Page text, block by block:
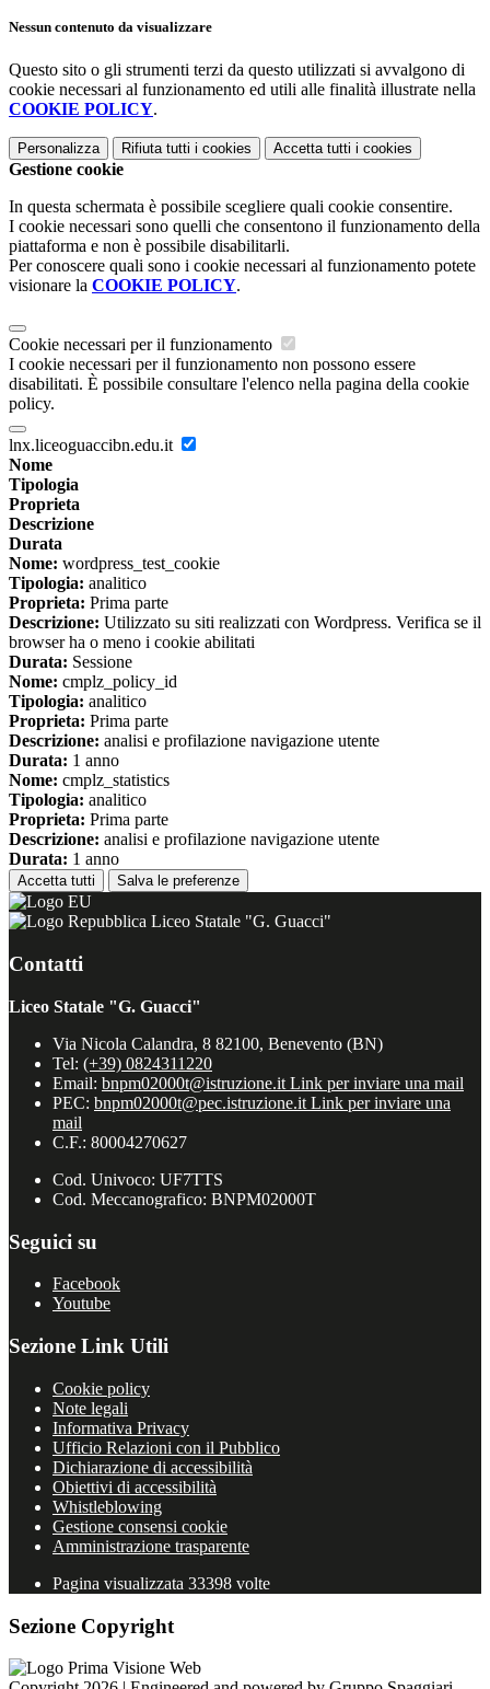
Nessun contenuto da visualizzare
Questo sito o gli strumenti terzi da questo utilizzati si avvalgono di
cookie necessari al funzionamento ed utili alle finalità illustrate nella
COOKIE POLICY.
Personalizza Rifiuta tutti i cookies Accetta tutti i cookies
Gestione cookie
In questa schermata è possibile scegliere quali cookie consentire.
I cookie necessari sono quelli che consentono il funzionamento della
piattaforma e non è possibile disabilitarli.
Per conoscere quali sono i cookie necessari al funzionamento potete
visionare la COOKIE POLICY.
Cookie necessari per il funzionamento
I cookie necessari per il funzionamento non possono essere
disabilitati. È possibile consultare l'elenco nella pagina della cookie
policy.
lnx.liceoguaccibn.edu.it
Nome
Tipologia
Proprieta
Descrizione
Durata
Nome: wordpress_test_cookie
Tipologia: analitico
Proprieta: Prima parte
Descrizione: Utilizzato su siti realizzati con Wordpress. Verifica se il
browser ha o meno i cookie abilitati
Durata: Sessione
Nome: cmplz_policy_id
Tipologia: analitico
Proprieta: Prima parte
Descrizione: analisi e profilazione navigazione utente
Durata: 1 anno
Nome: cmplz_statistics
Tipologia: analitico
Proprieta: Prima parte
Descrizione: analisi e profilazione navigazione utente
Durata: 1 anno
Accetta tutti Salva le preferenze
Liceo Statale "G. Guacci"
Contatti
Liceo Statale "G. Guacci"
Via Nicola Calandra, 8 82100, Benevento (BN)
Tel: (+39) 0824311220
Email: bnpm02000t@istruzione.it Link per inviare una mail
PEC: bnpm02000t@pec.istruzione.it Link per inviare una
mail
C.F.: 80004270627
Cod. Univoco: UF7TTS
Cod. Meccanografico: BNPM02000T
Seguici su
Facebook
Youtube
Sezione Link Utili
Cookie policy
Note legali
Informativa Privacy
Ufficio Relazioni con il Pubblico
Dichiarazione di accessibilità
Obiettivi di accessibilità
Whistleblowing
Gestione consensi cookie
Amministrazione trasparente
Pagina visualizzata 33398 volte
Sezione Copyright